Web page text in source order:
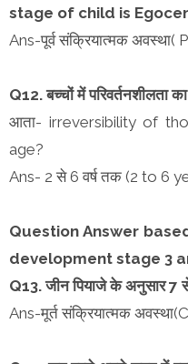
stage of child is
Ans-पूर्व संक्रियात्मक
Q12. बच्चों में परिवर्तनशीलता
आता- irreversibility of
age?
Ans- 2 से 6 वर्ष तक (2 to 6
Question Answer
development stage 3
Q13. जीन पियाजे के अनुसार 7
Ans-मूर्त संक्रियात्मक